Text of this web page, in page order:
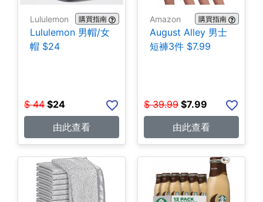
Lululemon 購買指南
Lululemon 男帽/女
帽 $24
$ 44 $24
由此查看
Amazon 購買指南
August Alley 男士
短褲3件 $7.99
$ 39.99 $7.99
由此查看